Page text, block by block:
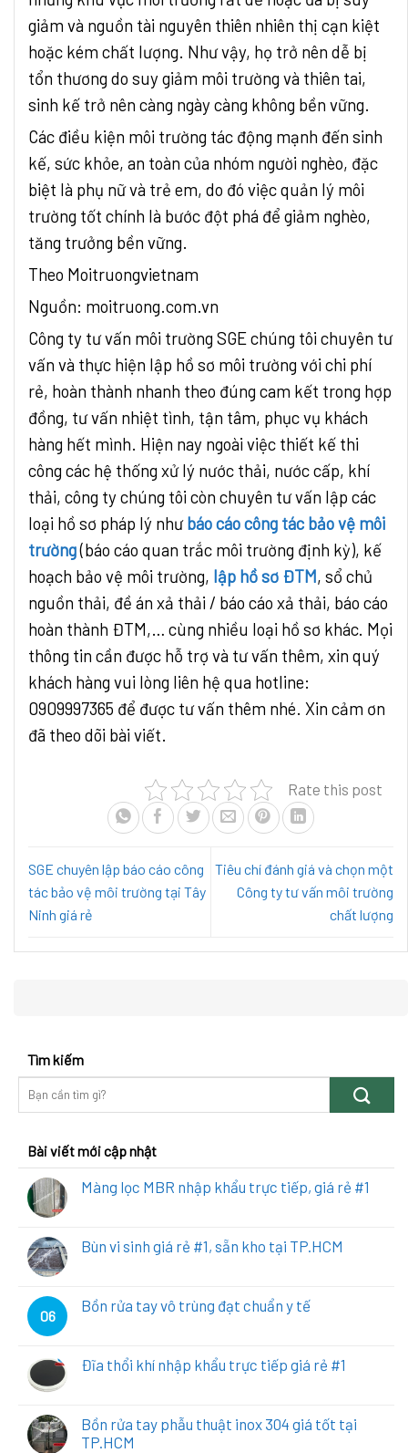
giảm và nguồn tài nguyên thiên nhiên thị cạn kiệt
hoặc kém chất lượng. Như vậy, họ trở nên dễ bị
tổn thương do suy giảm môi trường và thiên tai,
sinh kế trở nên càng ngày càng không bền vững.
Các điều kiện môi trường tác động mạnh đến sinh
kế, sức khỏe, an toàn của nhóm người nghèo, đặc
biệt là phụ nữ và trẻ em, do đó việc quản lý môi
trường tốt chính là bước đột phá để giảm nghèo,
tăng trưởng bền vững.
Theo Moitruongvietnam
Nguồn: moitruong.com.vn
Công ty tư vấn môi trường SGE chúng tôi chuyên tư
vấn và thực hiện lập hồ sơ môi trường với chi phí
rẻ, hoàn thành nhanh theo đúng cam kết trong hợp
đồng, tư vấn nhiệt tình, tận tâm, phục vụ khách
hàng hết mình. Hiện nay ngoài việc thiết kế thi
công các hệ thống xử lý nước thải, nước cấp, khí
thải, công ty chúng tôi còn chuyên tư vấn lập các
loại hồ sơ pháp lý nhưbáo cáo công tác bảo vệ môi
trường(báo cáo quan trắc môi trường định kỳ), kế
hoạch bảo vệ môi trường, lập hồ sơ ĐTM, sổ chủ
nguồn thải, đề án xả thải / báo cáo xả thải, báo cáo
hoàn thành ĐTM,… cùng nhiều loại hồ sơ khác. Mọi
thông tin cần được hỗ trợ và tư vấn thêm, xin quý
khách hàng vui lòng liên hệ qua hotline:
0909997365 để được tư vấn thêm nhé. Xin cảm ơn
đã theo dõi bài viết.
Rate this post
SGE chuyên lập báo cáo công
tác bảo vệ môi trường tại Tây
Ninh giá rẻ
Tiêu chí đánh giá và chọn một
Công ty tư vấn môi trường
chất lượng
Tìm kiếm
Bài viết mới cập nhật
Màng lọc MBR nhập khẩu trực tiếp, giá rẻ #1
Bùn vi sinh giá rẻ #1, sẵn kho tại TP.HCM
06
Bồn rửa tay vô trùng đạt chuẩn y tế
Đĩa thổi khí nhập khẩu trực tiếp giá rẻ #1
Bồn rửa tay phẫu thuật inox 304 giá tốt tại
TP.HCM